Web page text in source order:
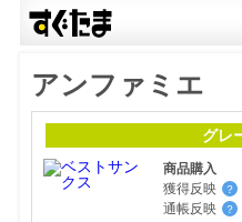
アンファミエ
グレ
商品購入
獲得反映
？
通帳反映
？